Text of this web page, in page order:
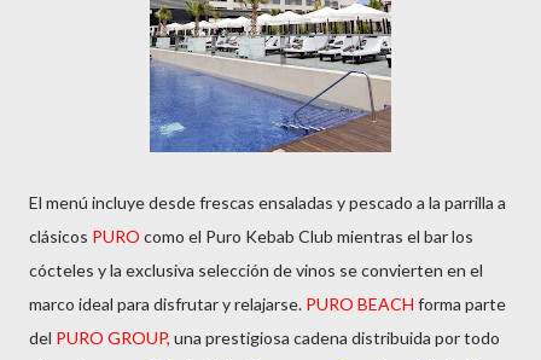
El menú incluye desde frescas ensaladas y pescado a la parrilla a
clásicos PURO como el Puro Kebab Club mientras el bar los
cócteles y la exclusiva selección de vinos se convierten en el
marco ideal para disfrutar y relajarse. PURO BEACH forma parte
del PURO GROUP, una prestigiosa cadena distribuida por todo